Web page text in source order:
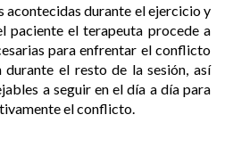
acontecidas durante el ejercicio y
paciente el terapeuta procede a
para enfrentar el conflicto
el resto de la sesión, así
a seguir en el día a día para
el conflicto.